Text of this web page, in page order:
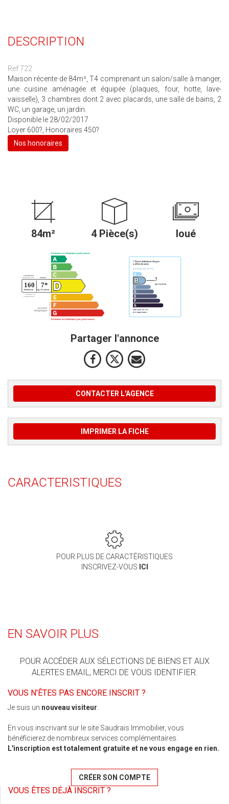
DESCRIPTION
Ref 722
Maison récente de 84m², T4 comprenant un salon/salle à manger,
une cuisine aménagée et équipée (plaques, four, hotte, lave-
vaisselle), 3 chambres dont 2 avec placards, une salle de bains, 2
WC, un garage, un jardin.
Disponible le 28/02/2017
Loyer 600?, Honoraires 450?
Nos honoraires
84m² 4 Pièce(s) loué
Partager l'annonce
CONTACTER L'AGENCE
IMPRIMER LA FICHE
CARACTERISTIQUES
POUR PLUS DE CARACTÉRISTIQUES
INSCRIVEZ-VOUS ICI
EN SAVOIR PLUS
POUR ACCÉDER AUX SÉLECTIONS DE BIENS ET AUX
ALERTES EMAIL, MERCI DE VOUS IDENTIFIER.
VOUS N'ÊTES PAS ENCORE INSCRIT ?
Je suis un nouveau visiteur.
En vous inscrivant sur le site Saudrais Immobilier, vous
bénéficierez de nombreux services complémentaires.
L'inscription est totalement gratuite et ne vous engage en rien.
CRÉER SON COMPTE
VOUS ÊTES DÉJÀ INSCRIT ?